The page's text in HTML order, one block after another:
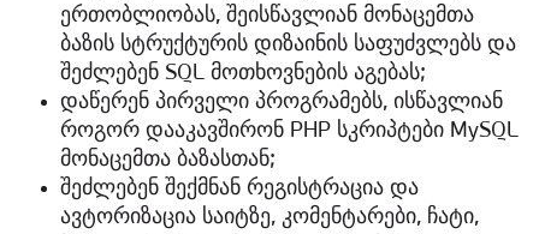
ერთობლიობას, შეისწავლიან მონაცემთა
ბაზის სტრუქტურის დიზაინის საფუძვლებს და
შეძლებენ SQL მოთხოვნების აგებას;
დაწერენ პირველი პროგრამებს, ისწავლიან
როგორ დააკავშირონ PHP სკრიპტები MySQL
მონაცემთა ბაზასთან;
შეძლებენ შექმნან რეგისტრაცია და
ავტორიზაცია საიტზე, კომენტარები, ჩატი,